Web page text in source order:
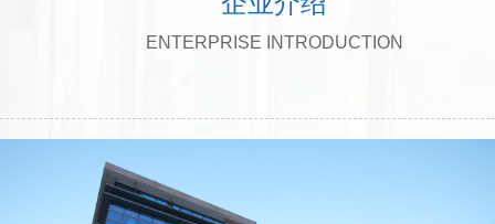
ENTERPRISE INTRODUCTION